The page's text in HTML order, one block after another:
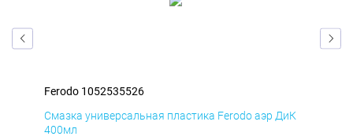
Ferodo 1052535526
Смазка универсальная пластика Ferodo аэр ДиК
400мл